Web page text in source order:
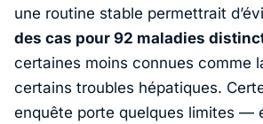
une routine stable permettrait
des cas pour 92 maladies
certaines moins connues comme
certains troubles hépatiques.
enquête porte quelques limites —